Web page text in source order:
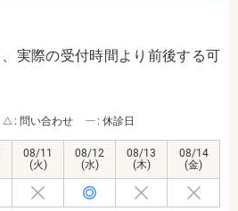
実際の受付時間より前後する可
: 問い合わせ : 休診日
08/11
(火)
08/12
(水)
08/13
(木)
08/14
(金)